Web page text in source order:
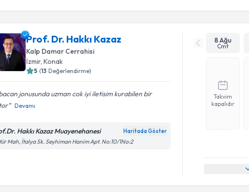
Prof. Dr. Hakkı Kazaz
Kalp Damar Cerrahisi
İzmir,Konak
5 (13 Değerlendirme)
jonusunda uzman cok iyi iletisim kurabilen bir
Devamı
Hakkı Kazaz Muayenehanesi Haritada Göster
Mah, İtalya Sk. Seyhiman Hanim Apt. No:10/1No:2
8 Ağu
Cmt
Takvim
kapalıdır